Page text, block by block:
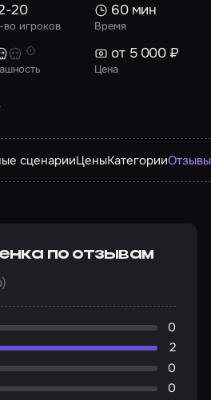
во игроков
20
Время
60 мин
Цена
от 5 000 ₽
сценарииЦеныКатегорииОтзывы
по отзывам
0
2
0
0